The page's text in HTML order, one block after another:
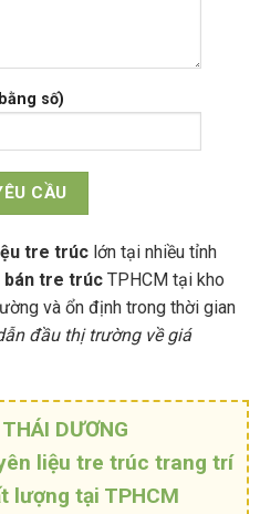
số)
tre trúc lớn tại nhiều tỉnh
bán tre trúc TPHCM tại kho
và ổn định trong thời gian
đầu thị trường về giá
DƯƠNG
liệu tre trúc trang trí
lượng tại TPHCM